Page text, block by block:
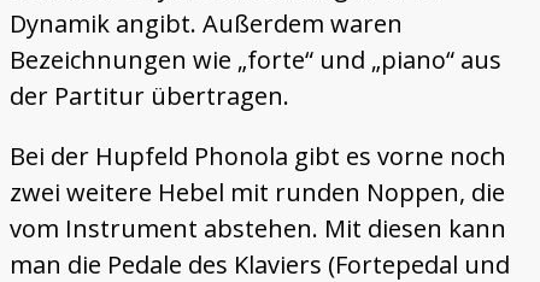
Dynamik angibt. Außerdem waren
Bezeichnungen wie „forte“ und „piano“ aus
der Partitur übertragen.
Bei der Hupfeld Phonola gibt es vorne noch
zwei weitere Hebel mit runden Noppen, die
vom Instrument abstehen. Mit diesen kann
man die Pedale des Klaviers (Fortepedal und